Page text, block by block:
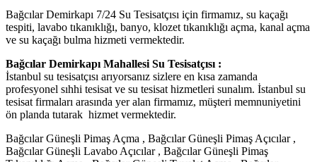
Bağcılar Demirkapı 7/24 Su Tesisatçısı için firmamız, su kaçağı
tespiti, lavabo tıkanıklığı, banyo, klozet tıkanıklığı açma, kanal açma
ve su kaçağı bulma hizmeti vermektedir.
Bağcılar Demirkapı Mahallesi Su Tesisatçısı :
İstanbul su tesisatçısı arıyorsanız sizlere en kısa zamanda
profesyonel sıhhi tesisat ve su tesisat hizmetleri sunalım. İstanbul su
tesisat firmaları arasında yer alan firmamız, müşteri memnuniyetini
ön planda tutarak hizmet vermektedir.
Bağcılar Güneşli Pimaş Açma , Bağcılar Güneşli Pimaş Açıcılar ,
Bağcılar Güneşli Lavabo Açıcılar , Bağcılar Güneşli Pimaş